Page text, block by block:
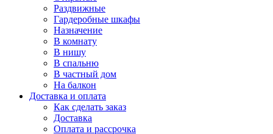
Раздвижные
Гардеробные шкафы
Назначение
В комнату
В нишу
В спальню
В частный дом
На балкон
Доставка и оплата
Как сделать заказ
Доставка
Оплата и рассрочка